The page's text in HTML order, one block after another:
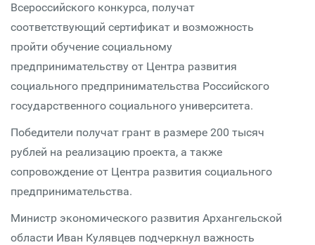
Всероссийского конкурса, получат
соответствующий сертификат и возможность
пройти обучение социальному
предпринимательству от Центра развития
социального предпринимательства Российского
государственного социального университета.
Победители получат грант в размере 200 тысяч
рублей на реализацию проекта, а также
сопровождение от Центра развития социального
предпринимательства.
Министр экономического развития Архангельской
области Иван Кулявцев подчеркнул важность